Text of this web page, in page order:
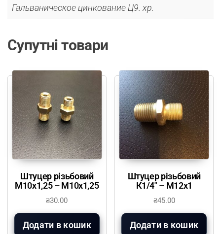
Гальваническое цинкование Ц9. хр.
Супутні товари
Штуцер різьбовий
М10х1,25 – М10х1,25
₴30.00
Додати в кошик
Штуцер різьбовий
К1/4″ – М12х1
₴45.00
Додати в кошик